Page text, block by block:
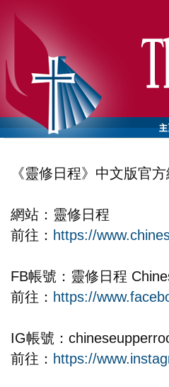
《靈修日程》中文版官
網站：靈修日程
前往： https://
FB帳號：靈修日程
前往： https://
IG帳號：
前往： https://